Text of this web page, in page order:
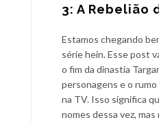
3: A Rebelião
Estamos chegando
série hein. Esse post
o fim da dinastia
personagens e o
na TV. Isso significa
nomes dessa vez,